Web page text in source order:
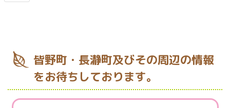
皆野町・長瀞町及びその周辺の情報
をお待ちしております。